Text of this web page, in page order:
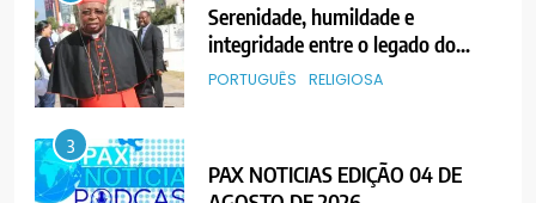
Serenidade, humildade e
integridade entre o legado do
Cardeal Júlio Langa
PORTUGUÊS RELIGIOSA
3
PAX NOTICIAS EDIÇÃO 04 DE